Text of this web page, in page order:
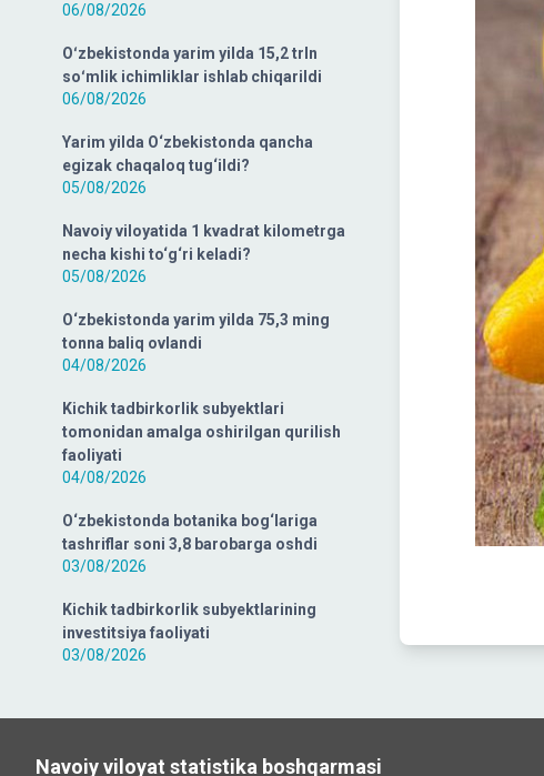
06/08/2026
Oʻzbekistonda yarim yilda 15,2 trln
soʻmlik ichimliklar ishlab chiqarildi
06/08/2026
Yarim yilda O‘zbekistonda qancha
egizak chaqaloq tug‘ildi?
05/08/2026
Navoiy viloyatida 1 kvadrat kilometrga
necha kishi to‘g‘ri keladi?
05/08/2026
O‘zbekistonda yarim yilda 75,3 ming
tonna baliq ovlandi
04/08/2026
Kichik tadbirkorlik subyektlari
tomonidan amalga oshirilgan qurilish
faoliyati
04/08/2026
O‘zbekistonda botanika bog‘lariga
tashriflar soni 3,8 barobarga oshdi
03/08/2026
Kichik tadbirkorlik subyektlarining
investitsiya faoliyati
03/08/2026
Navoiy viloyat statistika boshqarmasi